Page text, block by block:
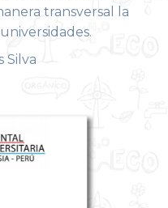
transversal la
Silva